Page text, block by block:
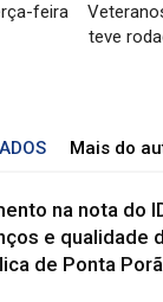
feira
teve
Mais do
na nota do
e qualidade
de Ponta Porã